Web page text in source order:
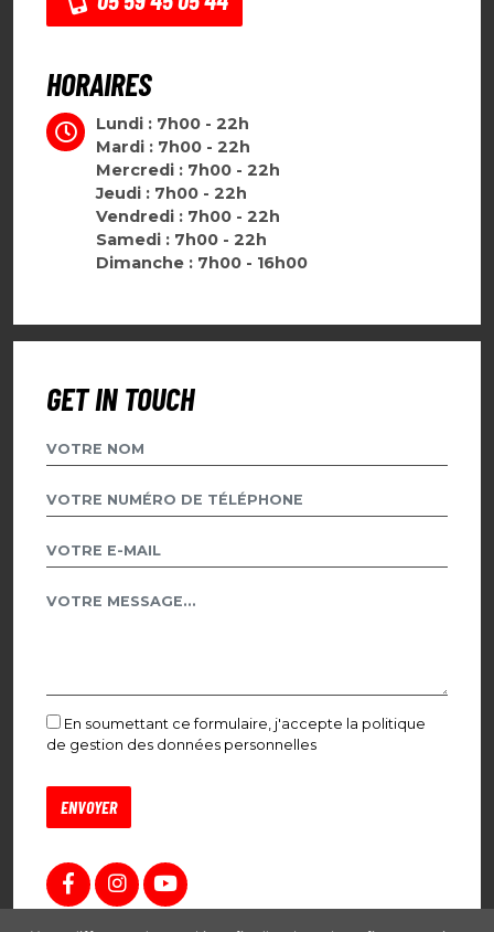
HORAIRES
Lundi : 7h00 - 22h
Mardi : 7h00 - 22h
Mercredi : 7h00 - 22h
Jeudi : 7h00 - 22h
Vendredi : 7h00 - 22h
Samedi : 7h00 - 22h
Dimanche : 7h00 - 16h00
GET IN TOUCH
En soumettant ce formulaire, j'accepte la politique
de gestion des données personnelles